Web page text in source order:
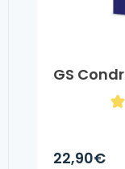
GS
22,90€